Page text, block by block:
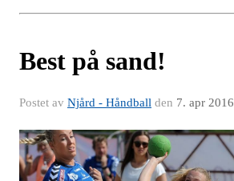
Best på sand!
Postet av Njård - Håndball den 7. apr 2016